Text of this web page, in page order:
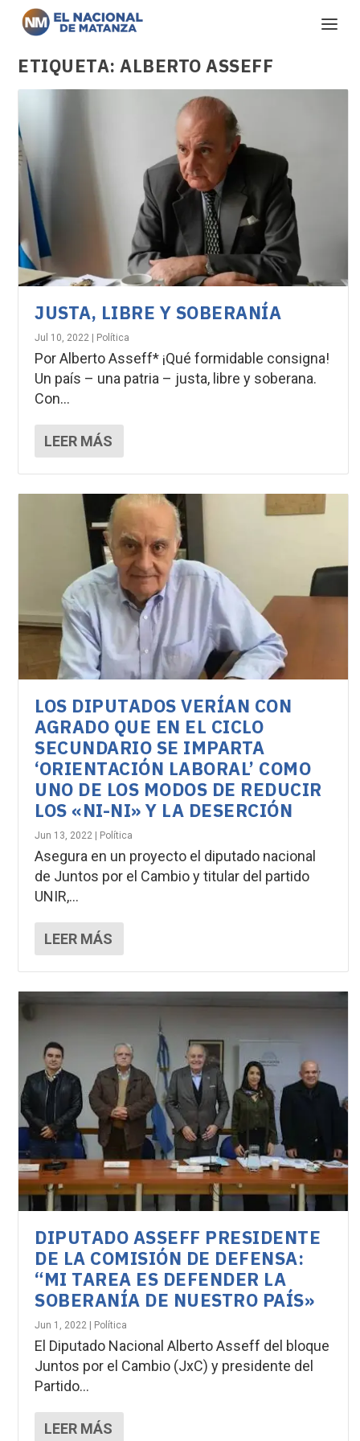
ETIQUETA:ALBERTO ASSEFF
JUSTA, LIBRE Y SOBERANÍA
Jul 10, 2022 Política
Por Alberto Asseff* ¡Qué formidable consigna!
Un país – una patria – justa, libre y soberana.
Con...
LEER MÁS
LOS DIPUTADOS VERÍAN CON
AGRADO QUE EN EL CICLO
SECUNDARIO SE IMPARTA
‘ORIENTACIÓN LABORAL’ COMO
UNO DE LOS MODOS DE REDUCIR
LOS «NI-NI» Y LA DESERCIÓN
Jun 13, 2022 | Política
Asegura en un proyecto el diputado nacional
de Juntos por el Cambio y titular del partido
UNIR,...
LEER MÁS
DIPUTADO ASSEFF PRESIDENTE
DE LA COMISIÓN DE DEFENSA:
“MI TAREA ES DEFENDER LA
SOBERANÍA DE NUESTRO PAÍS»
Jun 1, 2022 | Política
El Diputado Nacional Alberto Asseff del bloque
Juntos por el Cambio (JxC) y presidente del
Partido...
LEER MÁS